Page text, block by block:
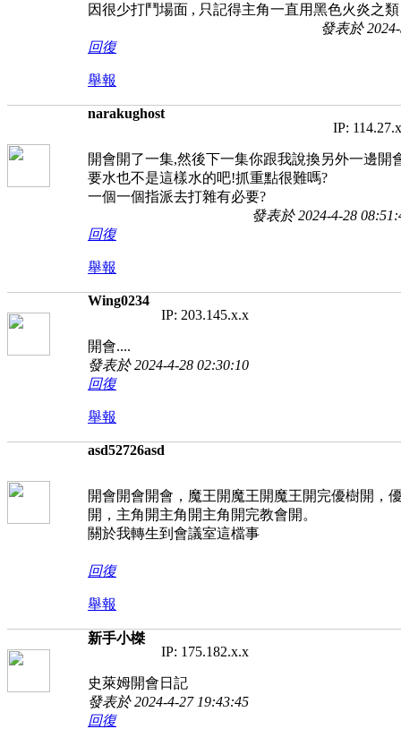
因很少打鬥場面 , 只記得主角一直用黑色火炎之
發表於
回復
舉報
narakughost
IP:
開會開了一集,然後下一集你跟我說換另外一邊開
要水也不是這樣水的吧!抓重點很難嗎?
一個一個指派去打雜有必要?
發表於 2024-4-28
回復
舉報
Wing0234
IP: 203.145.x.x
開會....
發表於 2024-4-28 02:30:10
回復
舉報
asd52726asd
開會開會開會，魔王開魔王開魔王開完優樹開，
開，主角開主角開主角開完教會開。
關於我轉生到會議室這檔事
回復
舉報
新手小榤
IP: 175.182.x.x
史萊姆開會日記
發表於 2024-4-27 19:43:45
回復